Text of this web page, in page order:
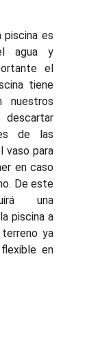
piscina es
agua y
el
tiene
nuestros
de las
vaso para
en caso
De este
una
piscina a
ya
en